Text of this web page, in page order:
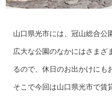
山口県光市には、冠山総合公
広大な公園のなかにはさまざ
るので、休日のお出かけにも
そこで今回は山口県光市で賃